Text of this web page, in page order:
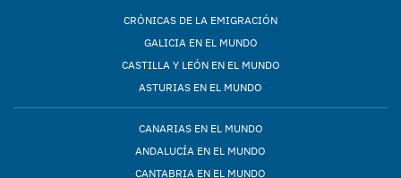
CRÓNICAS DE LA EMIGRACIÓN
GALICIA EN EL MUNDO
CASTILLA Y LEÓN EN EL MUNDO
ASTURIAS EN EL MUNDO
CANARIAS EN EL MUNDO
ANDALUCÍA EN EL MUNDO
CANTABRIA EN EL MUNDO